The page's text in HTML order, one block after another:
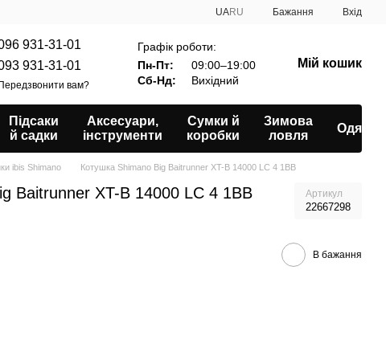
UARU Бажання Вхід
931-31-01
931-31-01
вам?
Графік роботи:
Пн-Пт:
09:00–19:00
Сб-Нд:
Вихідний
Мій кошик
Підсаки
й садки
Аксесуари,
інструменти
Сумки й
коробки
Зимова
ловля
Одяг
ibis Shimano Котушка Shimano Big Baitrunner XT-B 14000 LC 4 1BB
Baitrunner XT-B 14000 LC 4 1BB Артикул
22667298
В бажання